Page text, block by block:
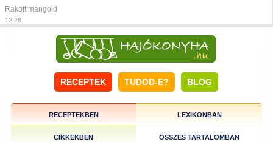
Rakott mangold
12:28
RECEPTEK TUDOD-E? BLOG
RECEPTEKBEN LEXIKONBAN
CIKKEKBEN ÖSSZES TARTALOMBAN